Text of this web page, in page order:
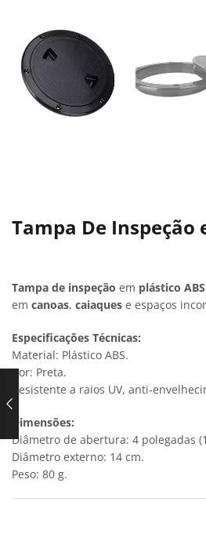
Tampa De Inspeção
Tampa de inspeção em plástico ABS
em canoas, caiaques e espaços
Especificações Técnicas:
Material: Plástico ABS.
Cor: Preta.
Resistente a raios UV, anti-
Dimensões:
Diâmetro de abertura: 4 polegadas
Diâmetro externo: 14 cm.
Peso: 80 g.